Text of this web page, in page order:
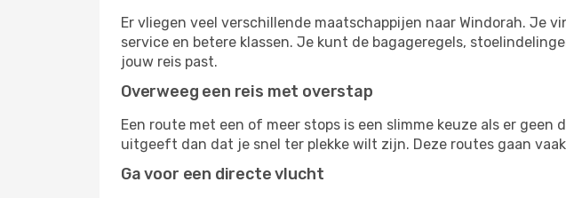
Er vliegen veel verschillende maatschappijen naar Windorah. Je
service en betere klassen. Je kunt de bagageregels,
jouw reis past.
Overweeg een reis met overstap
Een route met een of meer stops is een slimme keuze als er
uitgeeft dan dat je snel ter plekke wilt zijn. Deze routes gaan
Ga voor een directe vlucht